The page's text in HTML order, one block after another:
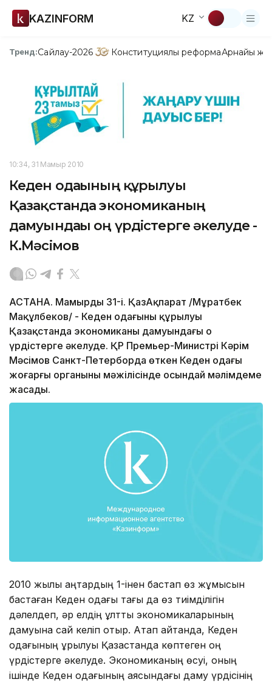
KAZINFORM KZ
Тренд:Сайлау-2026 Конституциялық реформаАрнайы
10:34, 31 Мамыр 2010
Кеден одағының құрылуы
Қазақстанда экономиканың
дамуындағы оң үрдістерге әкелуде -
К.Мәсімов
АСТАНА. Мамырдың 31-і. ҚазАқпарат /Мұратбек
Мақұлбеков/ - Кеден одағының құрылуы
Қазақстанда экономиканың дамуындағы оң
үрдістерге әкелуде. ҚР Премьер-Министрі Кәрім
Мәсімов Санкт-Петерборда өткен Кеден одағы
жоғарғы органының мәжілісінде осындай мәлімдеме
жасады.
2010 жылы қаңтардың 1-інен бастап өз жұмысын
бастаған Кеден одағы тағы да өз тиімділігін
дәлелдеп, әр елдің ұлттық экономикаларының
дамуына сай келіп отыр. Атап айтқанда, Кеден
одағының құрылуы Қазақстанда көптеген оң
үрдістерге әкелуде. Экономиканың өсуі, оның
ішінде Кеден одағының аясындағы даму үрдісінің